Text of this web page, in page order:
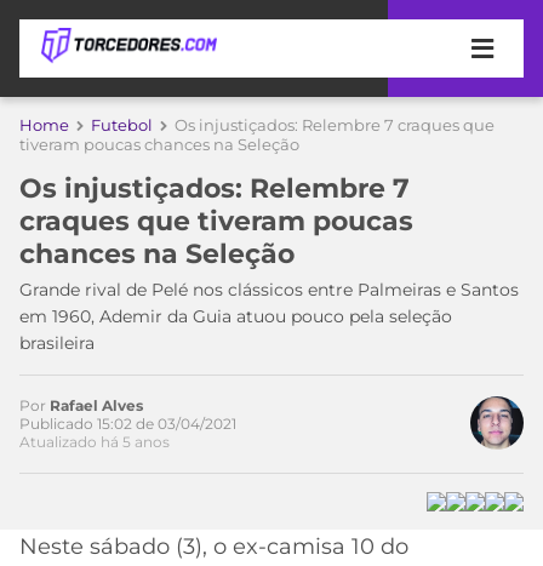
APOSTAS
DE
APOSTA
MELHORES
SITES
DE
APOSTAS
2026
COPA
DO
MUNDO
TIMES
MEU
TIME
CAMPEONATOS
A
Home Futebol
Os injustiçados: Relembre 7 craques que
tiveram poucas chances na Seleção
Os injustiçados: Relembre 7
craques que tiveram poucas
chances na Seleção
Grande rival de Pelé nos clássicos entre Palmeiras e Santos
em 1960, Ademir da Guia atuou pouco pela seleção
brasileira
Por Rafael Alves
Publicado 15:02 de 03/04/2021
Atualizado há 5 anos
Neste sábado (3), o ex-camisa 10 do